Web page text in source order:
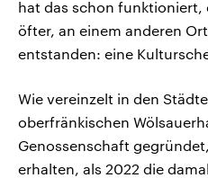
hat das schon funktioniert,
öfter, an einem anderen
entstanden: eine
Wie vereinzelt in den
oberfränkischen
Genossenschaft
erhalten, als 2022 die